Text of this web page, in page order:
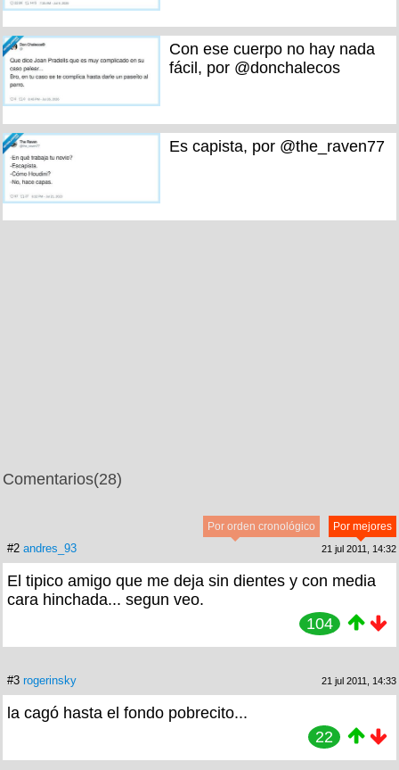
Con ese cuerpo no hay nada
fácil, por @donchalecos
Es capista, por @the_raven77
Comentarios(28)
Por mejores
Por orden cronológico
#2 andres_93 21 jul 2011, 14:32
El tipico amigo que me deja sin dientes y con media
cara hinchada... segun veo.
104
#3 rogerinsky 21 jul 2011, 14:33
la cagó hasta el fondo pobrecito...
22